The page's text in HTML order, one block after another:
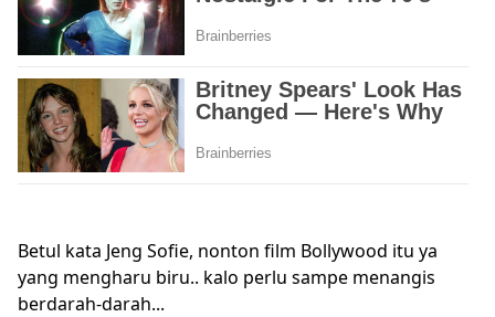
Betul kata Jeng Sofie, nonton film Bollywood itu ya
yang mengharu biru.. kalo perlu sampe menangis
berdarah-darah...